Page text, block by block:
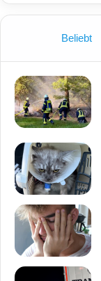
Beliebt